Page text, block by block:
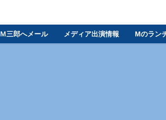
Ｍ三郎へメール メディア出演情報 Mのラン